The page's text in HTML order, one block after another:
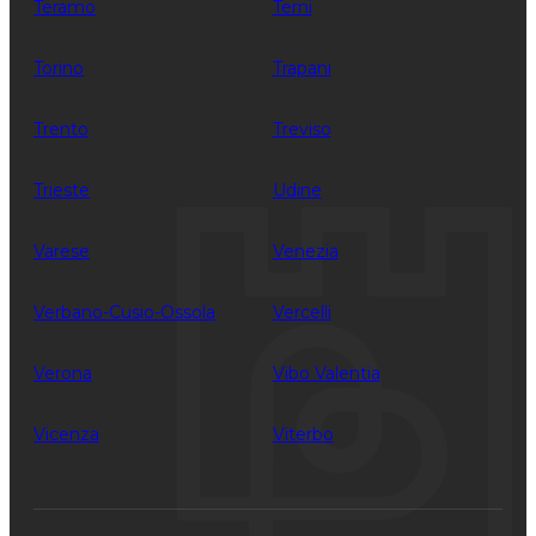
Teramo Terni
Torino Trapani
Trento Treviso
Trieste Udine
Varese Venezia
Verbano-Cusio-Ossola Vercelli
Verona Vibo Valentia
Vicenza Viterbo